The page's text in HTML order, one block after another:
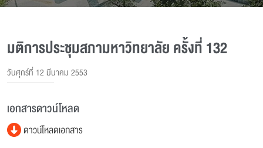
มติการประชุมสภามหาวิทยาลัย ครั้งที่ 132
วันศุกร์ที่ 12 มีนาคม 2553
เอกสารดาวน์โหลด
ดาวน์โหลดเอกสาร